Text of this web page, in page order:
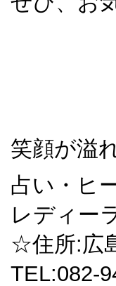
笑顔が溢
占い・ヒ
レディー
☆住所:広
TEL:082-